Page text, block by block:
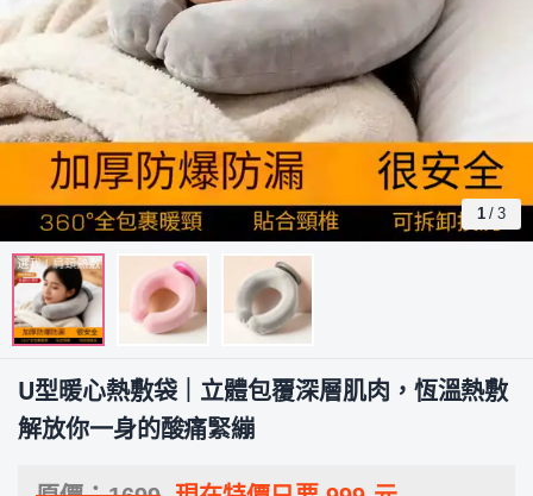
1 / 3
U型暖心熱敷袋｜立體包覆深層肌肉，恆溫熱敷
解放你一身的酸痛緊繃